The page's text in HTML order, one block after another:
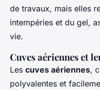
de travaux, mais elles
intempéries et du gel,
vie.
Cuves aériennes et
Les cuves aériennes,
polyvalentes et